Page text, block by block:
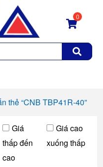
0
thẻ “CNB TBP41R-40”
Giá
thấp đến
cao
Giá cao
xuống thấp